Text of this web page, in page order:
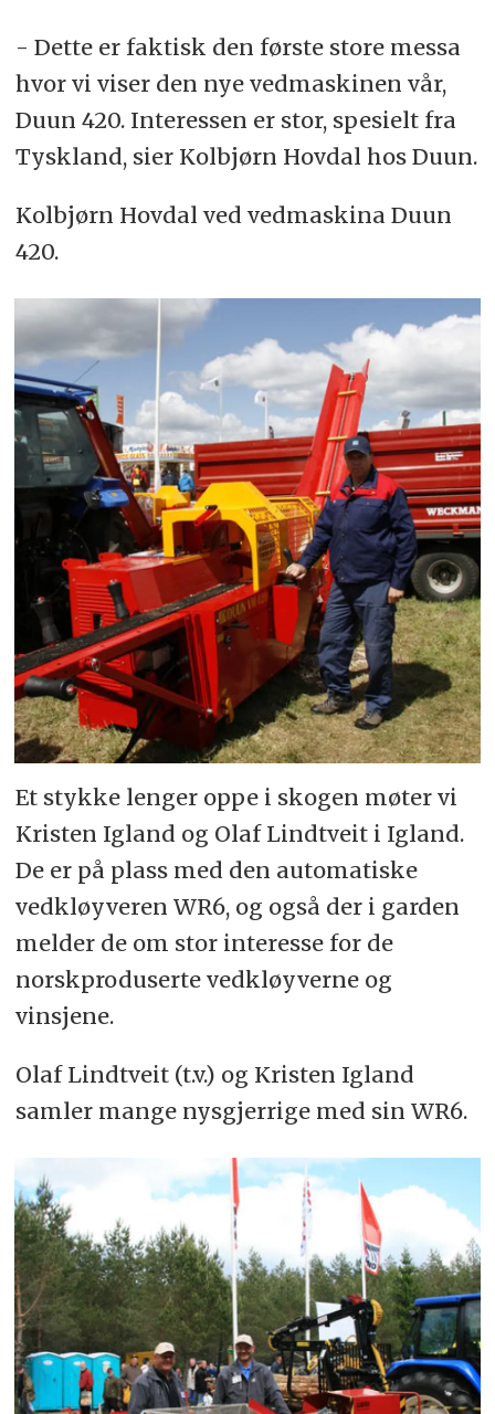
- Dette er faktisk den første store messa
hvor vi viser den nye vedmaskinen vår,
Duun 420. Interessen er stor, spesielt fra
Tyskland, sier Kolbjørn Hovdal hos Duun.
Kolbjørn Hovdal ved vedmaskina Duun
420.
Et stykke lenger oppe i skogen møter vi
Kristen Igland og Olaf Lindtveit i Igland.
De er på plass med den automatiske
vedkløyveren WR6, og også der i garden
melder de om stor interesse for de
norskproduserte vedkløyverne og
vinsjene.
Olaf Lindtveit (t.v.) og Kristen Igland
samler mange nysgjerrige med sin WR6.